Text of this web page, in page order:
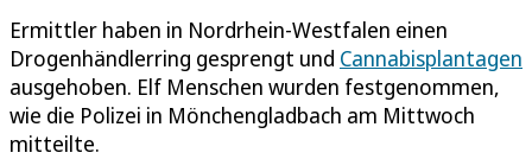
Ermittler haben in Nordrhein-Westfalen einen
Drogenhändlerring gesprengt und Cannabisplantagen
ausgehoben. Elf Menschen wurden festgenommen,
wie die Polizei in Mönchengladbach am Mittwoch
mitteilte.